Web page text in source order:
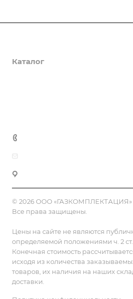
Каталог
© 2026 ООО «ГАЗКОМПЛЕКТАЦИЯ»
Все права защищены.
Цены на сайте не являются
определяемой положениями ч. 2
Конечная стоимость
исходя из количества
товаров, их наличия на наших
доставки.